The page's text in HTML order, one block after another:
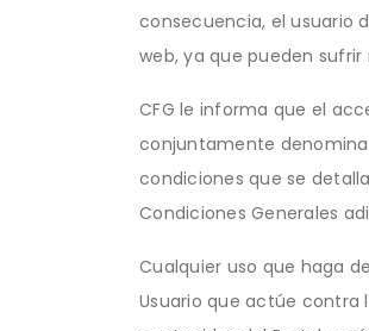
consecuencia, el usuario
web, ya que pueden
CFG le informa que el
conjuntamente
condiciones que se
Condiciones Generales
Cualquier uso que haga
Usuario que actúe contra